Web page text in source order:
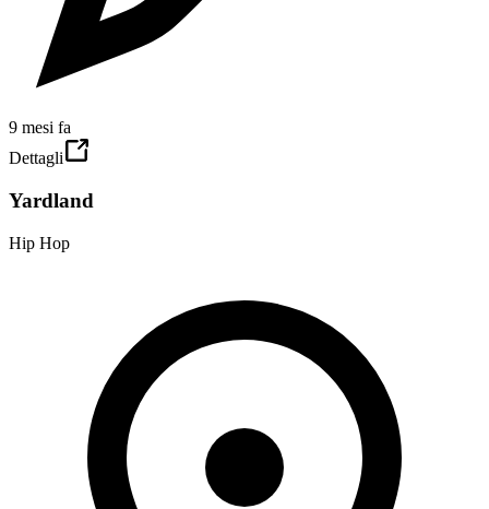
9 mesi fa
Dettagli
Yardland
Hip Hop